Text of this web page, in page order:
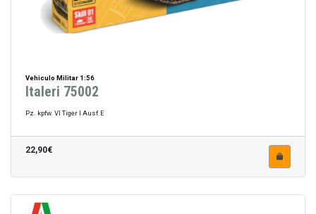
Vehiculo Militar 1:56
Italeri 75002
Pz. kpfw. VI Tiger I Ausf.E
22,90€